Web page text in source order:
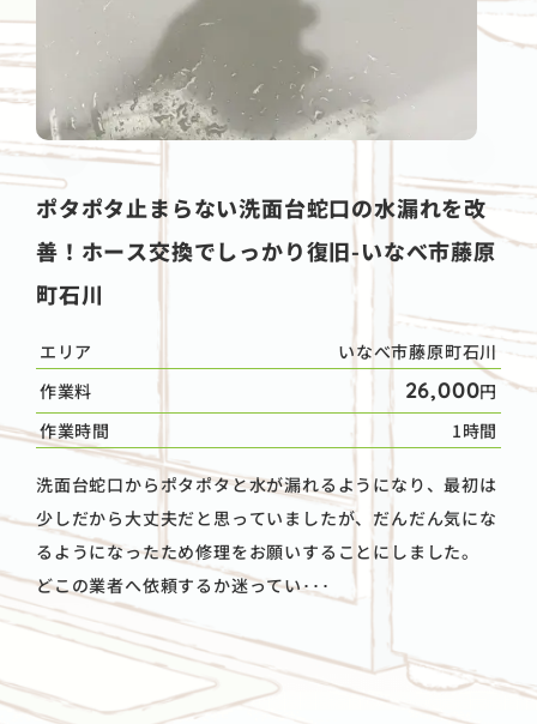
ポタポタ止まらない洗面台蛇口の水漏れを改
善！ホース交換でしっかり復旧-いなべ市藤原
町石川
エリア
いなべ市藤原町石川
作業料
26,000円
作業時間
1時間
洗面台蛇口からポタポタと水が漏れるようになり、最初は
少しだから大丈夫だと思っていましたが、だんだん気にな
るようになったため修理をお願いすることにしました。
どこの業者へ依頼するか迷ってい･･･